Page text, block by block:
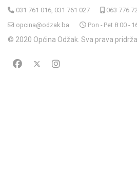
031 761 016, 031 761 027
063 776
opcina@odzak.ba
Pon - Pet 8:00 -
© 2020 Općina Odžak. Sva prava